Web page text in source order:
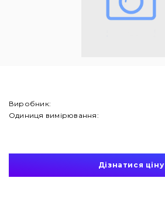
Виробник:
Одиниця вимірювання:
Дізнатися ціну